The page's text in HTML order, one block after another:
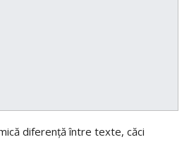
diferenţă între texte, căci